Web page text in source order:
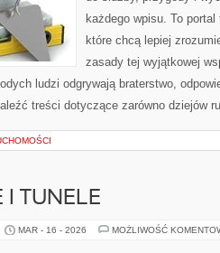
każdego wpisu. To
które chcą lepiej
zasady tej wyjątkowej
ludzi odgrywają braterstwo,
treści dotyczące zarówno dziejów
I TUNELE
MAR - 16 - 2026 MOŻLIWOŚĆ